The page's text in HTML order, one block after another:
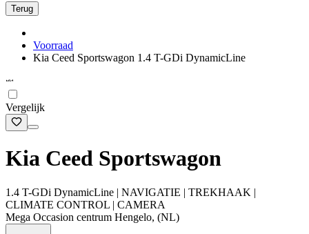
Terug
Voorraad
Kia Ceed Sportswagon 1.4 T-GDi DynamicLine
Vergelijk
Kia Ceed Sportswagon
1.4 T-GDi DynamicLine | NAVIGATIE | TREKHAAK |
CLIMATE CONTROL | CAMERA
Mega Occasion centrum Hengelo, (NL)